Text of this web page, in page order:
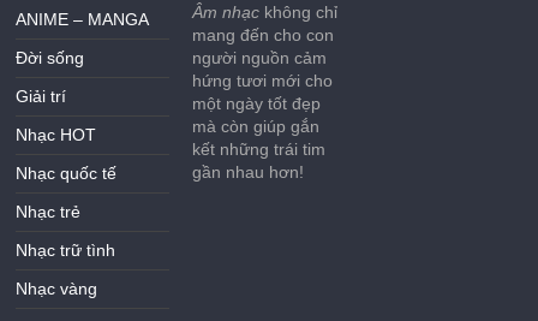
ANIME – MANGA
Đời sống
Giải trí
Nhạc HOT
Nhạc quốc tế
Nhạc trẻ
Nhạc trữ tình
Nhạc vàng
Âm nhạc không chỉ
mang đến cho con
người nguồn cảm
hứng tươi mới cho
một ngày tốt đẹp
mà còn giúp gắn
kết những trái tim
gần nhau hơn!